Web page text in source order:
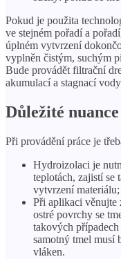
Pokud je použita
ve stejném pořadí a
úplném vytvrzení
vyplněn čistým, suchým
Bude provádět filtrační
akumulací a stagnací
Důležité nuance
Při provádění práce je
Hydroizolaci je
teplotách, zajistí
vytvrzení materiálu;
Při aplikaci věnujte
ostré povrchy se
takových
samotný tmel musí
vláken.